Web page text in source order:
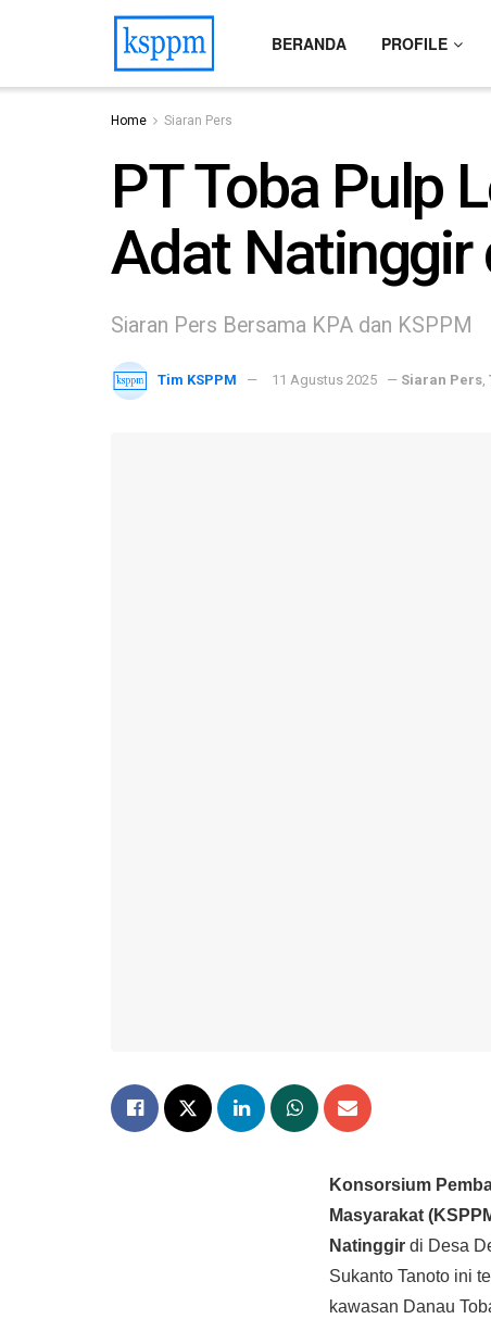
BERANDA PROFILE
Home Siaran Pers
PT Toba Pulp
Adat Natinggir
Siaran Pers Bersama KPA dan KSPPM
Tim KSPPM 11 Agustus 2025 — Siaran Pers,
Konsorsium
Masyarakat
Natinggir di Desa
Sukanto Tanoto ini
kawasan Danau